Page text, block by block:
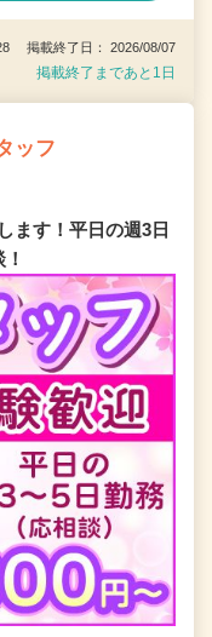
掲載終了日： 2026/08/07
掲載終了まであと1日
ッフ
ます！平日の週3日